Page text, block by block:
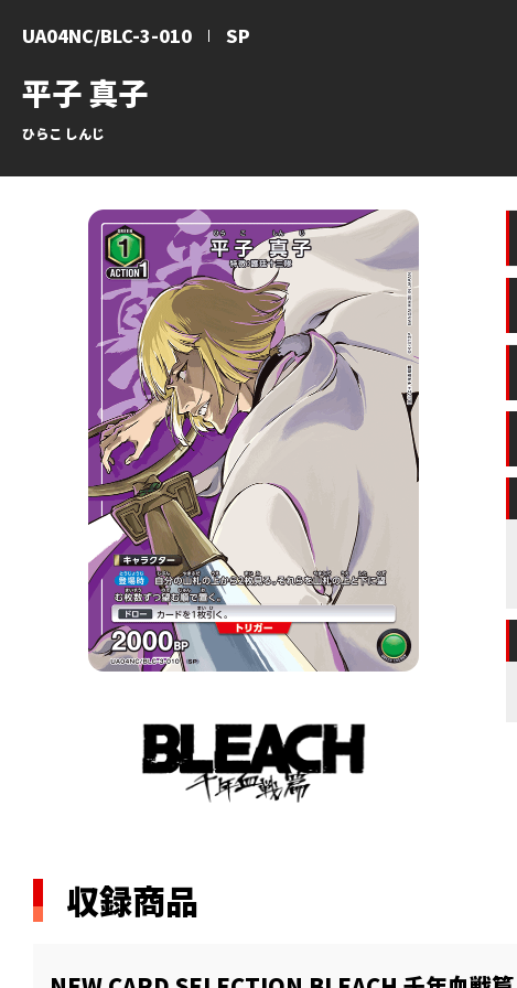
平子 真子
ひらこ しんじ
UA04NC/BLC-3-010 SP
収録商品